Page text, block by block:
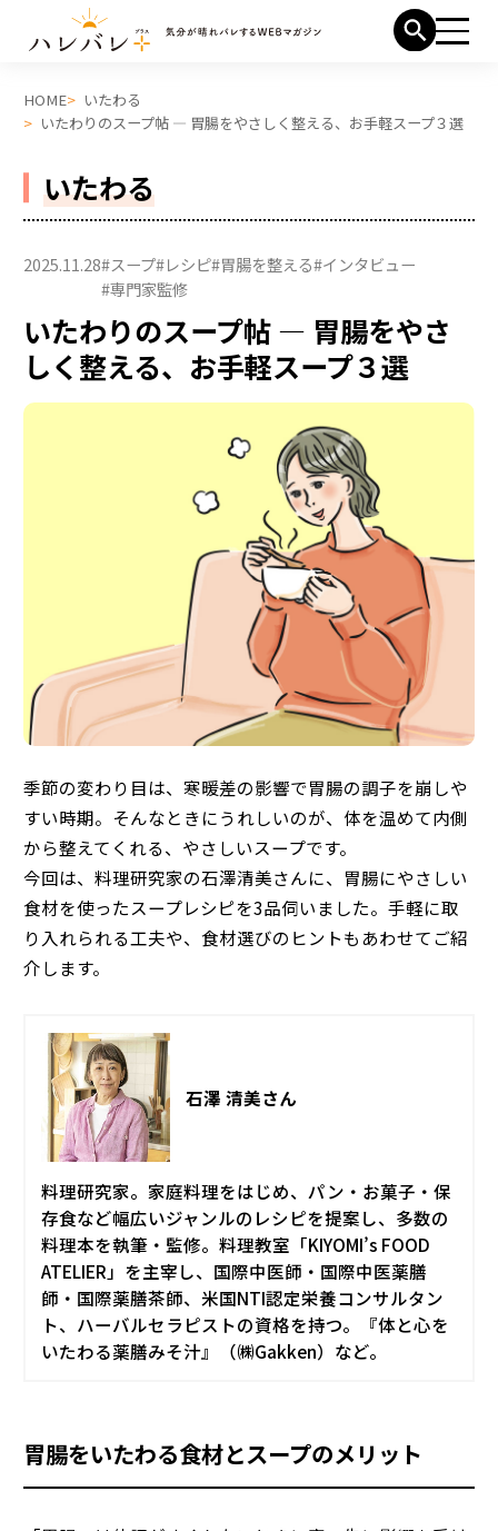
HOME
いたわる
いたわりのスープ帖 ― 胃腸をやさしく整える、お手軽スープ３選
いたわる
2025.11.28#スープ#レシピ#胃腸を整える#インタビュー
#専門家監修
いたわりのスープ帖 ― 胃腸をやさ
しく整える、お手軽スープ３選
季節の変わり目は、寒暖差の影響で胃腸の調子を崩しや
すい時期。そんなときにうれしいのが、体を温めて内側
から整えてくれる、やさしいスープです。
今回は、料理研究家の石澤清美さんに、胃腸にやさしい
食材を使ったスープレシピを3品伺いました。手軽に取
り入れられる工夫や、食材選びのヒントもあわせてご紹
介します。
石澤 清美さん
料理研究家。家庭料理をはじめ、パン・お菓子・保
存食など幅広いジャンルのレシピを提案し、多数の
料理本を執筆・監修。料理教室「KIYOMI’s FOOD
ATELIER」を主宰し、国際中医師・国際中医薬膳
師・国際薬膳茶師、米国NTI認定栄養コンサルタン
ト、ハーバルセラピストの資格を持つ。『体と心を
いたわる薬膳みそ汁』（㈱Gakken）など。
胃腸をいたわる食材とスープのメリット